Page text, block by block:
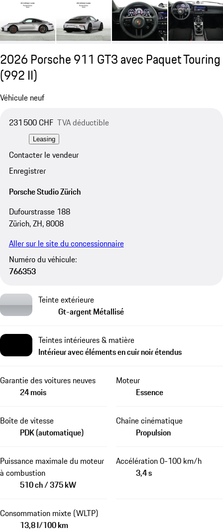
2026 Porsche 911 GT3 avec Paquet Touring
(992 II)
Véhicule neuf
231 500 CHF TVA déductible
Leasing
Contacter le vendeur
Enregistrer
Porsche Studio Zürich
Dufourstrasse 188
Zürich, ZH, 8008
Aller sur le site du concessionnaire
Numéro du véhicule:
766353
Teinte extérieure
Gt-argent Métallisé
Teintes intérieures & matière
Intérieur avec éléments en cuir noir étendus
Garantie des voitures neuves
24 mois
Moteur
Essence
Boîte de vitesse
PDK (automatique)
Chaîne cinématique
Propulsion
Puissance maximale du moteur
à combustion
510 ch / 375 kW
Accélération 0-100 km/h
3,4 s
Consommation mixte (WLTP)
13,8 l/100 km